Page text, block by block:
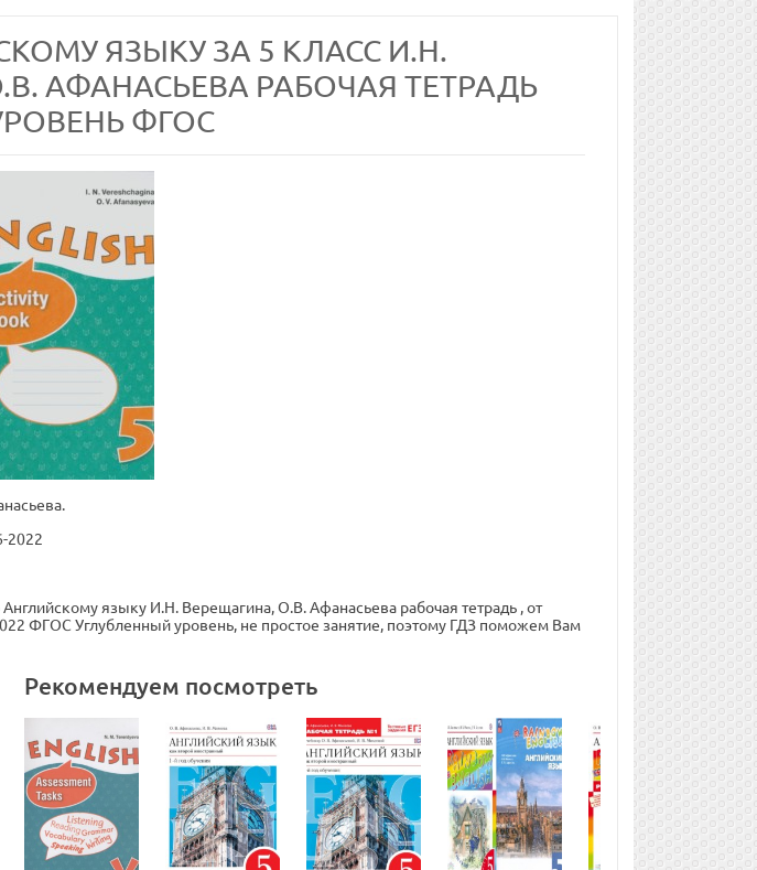
ЯЗЫКУ ЗА 5 КЛАСС И.Н.
АФАНАСЬЕВА РАБОЧАЯ ТЕТРАДЬ
ФГОС
2022
языку И.Н. Верещагина, О.В. Афанасьева рабочая тетрадь , от
ФГОС Углубленный уровень, не простое занятие, поэтому ГДЗ поможем Вам
Рекомендуем посмотреть